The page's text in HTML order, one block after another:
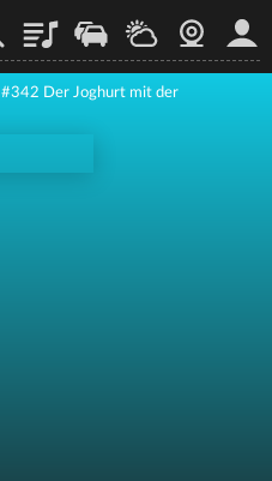
PlaylistStaupilotWetterWebcam
#342 Der Joghurt mit der